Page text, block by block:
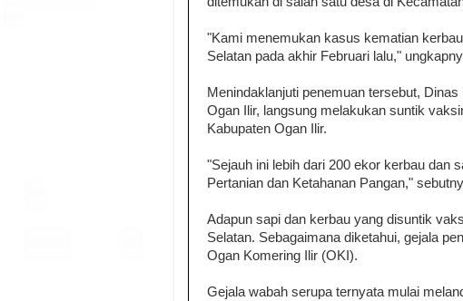
"Kami menemukan kasus kematian
Selatan pada akhir Februari lalu,"
Menindaklanjuti penemuan tersebut,
Ogan Ilir, langsung melakukan suntik
Kabupaten Ogan Ilir.
"Sejauh ini lebih dari 200 ekor kerbau dan
Pertanian dan Ketahanan Pangan,"
Adapun sapi dan kerbau yang disuntik
Selatan. Sebagaimana diketahui, gejala
Ogan Komering Ilir (OKI).
Gejala wabah serupa ternyata mulai